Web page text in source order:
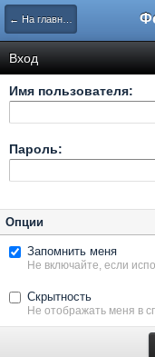
← На главную
Вход
Имя пользователя:
Пароль:
Опции
Запомнить меня
Не включайте, если
Скрытность
Не отображать меня в